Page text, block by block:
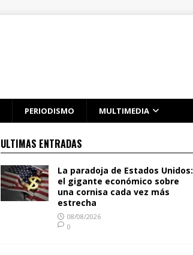
PERIODISMO MULTIMEDIA
ULTIMAS ENTRADAS
La paradoja de Estados Unidos:
el gigante económico sobre
una cornisa cada vez más
estrecha
08/08/2026
0